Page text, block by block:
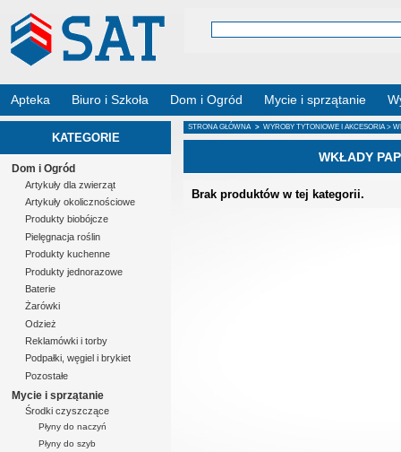
Apteka Biuro i Szkoła Dom i Ogród Mycie i sprzątanie
KATEGORIE
Dom i Ogród
Artykuły dla zwierząt
Artykuły okolicznościowe
Produkty biobójcze
Pielęgnacja roślin
Produkty kuchenne
Produkty jednorazowe
Baterie
Żarówki
Odzież
Reklamówki i torby
Podpałki, węgiel i brykiet
Pozostałe
Mycie i sprzątanie
Środki czyszczące
Płyny do naczyń
Płyny do szyb
STRONA GŁÓWNA > WYROBY TYTONIOWE I AKCESORIA >
WKŁADY
Brak produktów w tej kategorii.